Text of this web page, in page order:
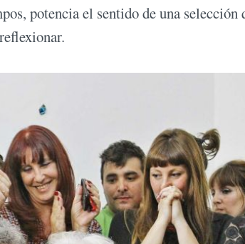
potencia el sentido de una selección